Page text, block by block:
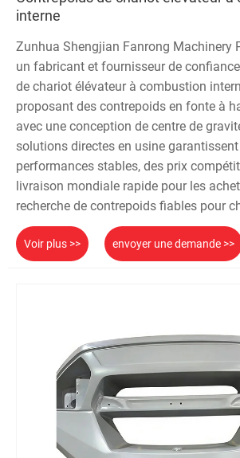
interne
Zunhua Shengjian Fanrong Machinery
un fabricant et fournisseur de
de chariot élévateur à combustion
proposant des contrepoids en fonte à
avec une conception de centre de
solutions directes en usine
performances stables, des prix
livraison mondiale rapide pour les
recherche de contrepoids fiables pour
Voir plus >> envoyer une demande >>